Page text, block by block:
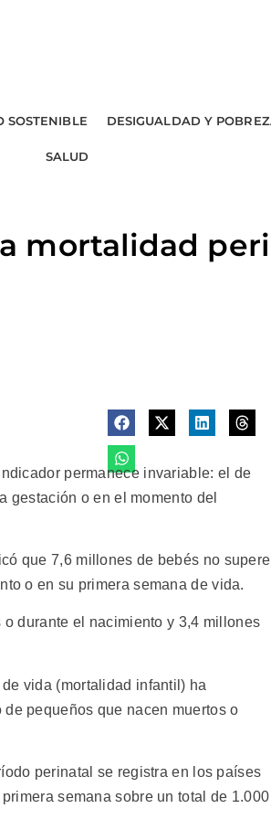
SOSTENIBLE DESIGUALDAD Y
SALUD
mortalidad
permanece invariable: el de
gestación o en el momento del
que 7,6 millones de bebés no
o en su primera semana de vida.
durante el nacimiento y 3,4 millones
vida (mortalidad infantil) ha
pequeños que nacen muertos o
perinatal se registra en los países
semana sobre un total de 1.000